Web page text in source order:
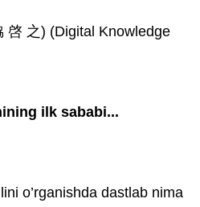
啓 之) (Digital Knowledge
ilk sababi...
o’rganishda dastlab nima